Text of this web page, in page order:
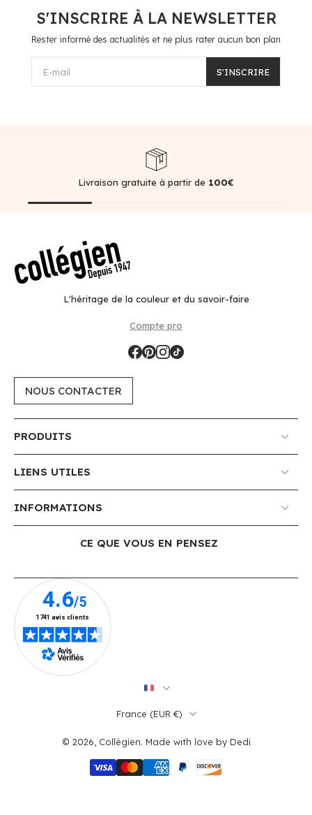
S'INSCRIRE À LA NEWSLETTER
Rester informé des actualités et ne plus rater aucun bon plan
E-mail S'INSCRIRE
100€
L'héritage de la couleur et du savoir-faire
Compte pro
NOUS CONTACTER
PRODUITS
LIENS UTILES
INFORMATIONS
CE QUE VOUS EN PENSEZ
France ‎(EUR €)‎
© 2026, Collégien. Made with love by Dedi